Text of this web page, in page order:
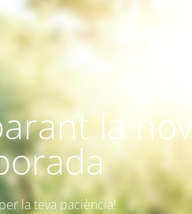
la
la teva paciència!